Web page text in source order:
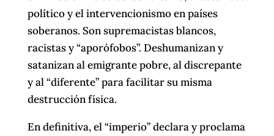
político y el intervencionismo en países
soberanos. Son supremacistas blancos,
racistas y “aporófobos”. Deshumanizan y
satanizan al emigrante pobre, al discrepante
y al “diferente” para facilitar su misma
destrucción física.
En definitiva, el “imperio” declara y proclama